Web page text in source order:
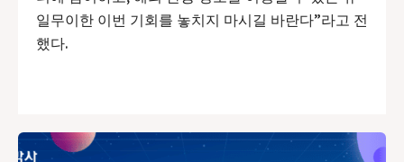
일무이한 이번 기회를 놓치지 마시길 바란다”라고 전
했다.